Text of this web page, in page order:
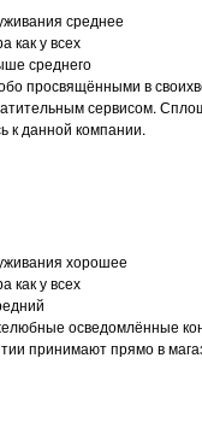
среднее
как у всех
среднего
просвящёнными в
сервисом.
к данной компании.
хорошее
как у всех
осведомлённые
принимают прямо в